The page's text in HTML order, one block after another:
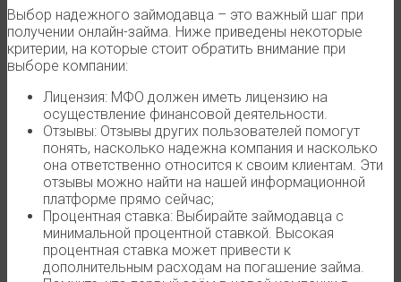
Выбор надежного займодавца – это важный шаг при
получении онлайн-займа. Ниже приведены некоторые
критерии, на которые стоит обратить внимание при
выборе компании:
Лицензия: МФО должен иметь лицензию на
осуществление финансовой деятельности.
Отзывы: Отзывы других пользователей помогут
понять, насколько надежна компания и насколько
она ответственно относится к своим клиентам. Эти
отзывы можно найти на нашей информационной
платформе прямо сейчас;
Процентная ставка: Выбирайте займодавца с
минимальной процентной ставкой. Высокая
процентная ставка может привести к
дополнительным расходам на погашение займа.